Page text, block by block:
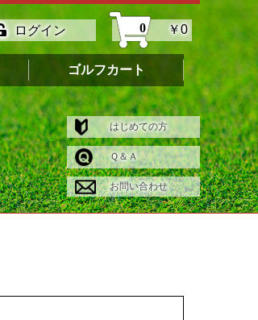
ログイン 0 ￥0
ゴルフカート
はじめての方
Ｑ＆Ａ
お問い合わせ